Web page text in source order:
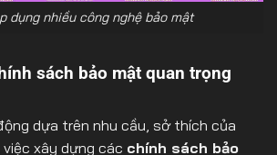
dụng nhiều công nghệ bảo mật
sách bảo mật quan trọng
dựa trên nhu cầu, sở thích của
xây dựng các chính sách bảo